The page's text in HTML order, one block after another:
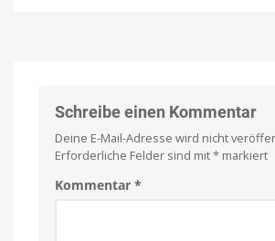
macht
wirklich
Schreibe einen Kommentar
Deine E-Mail-Adresse wird nicht
Erforderliche Felder sind mit* markiert
Kommentar *